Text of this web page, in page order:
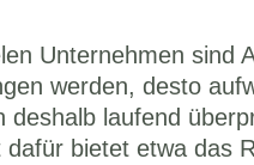
Unternehmen sind
werden, desto
laufend
bietet etwa das